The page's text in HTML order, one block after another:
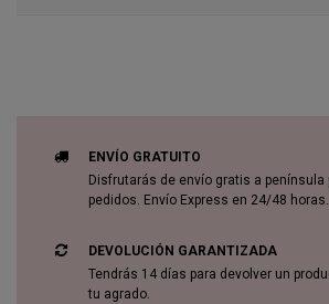
ENVÍO GRATUITO
Disfrutarás de envío gratis a península
pedidos. Envío Express en 24/48 horas.
DEVOLUCIÓN GARANTIZADA
Tendrás 14 días para devolver un
tu agrado.